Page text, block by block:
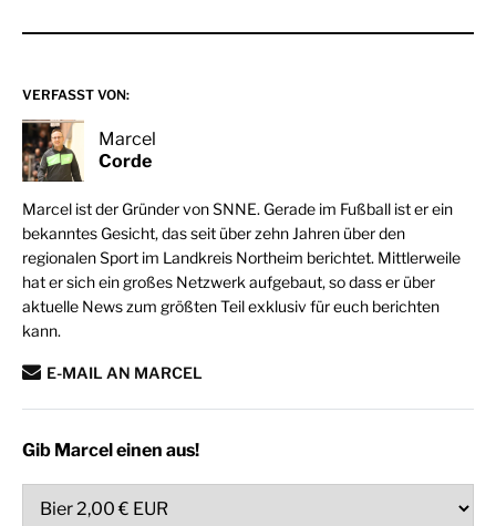
VERFASST VON:
Marcel
Corde
Marcel ist der Gründer von SNNE. Gerade im Fußball ist er ein
bekanntes Gesicht, das seit über zehn Jahren über den
regionalen Sport im Landkreis Northeim berichtet. Mittlerweile
hat er sich ein großes Netzwerk aufgebaut, so dass er über
aktuelle News zum größten Teil exklusiv für euch berichten
kann.
E-MAIL AN MARCEL
Gib Marcel einen aus!